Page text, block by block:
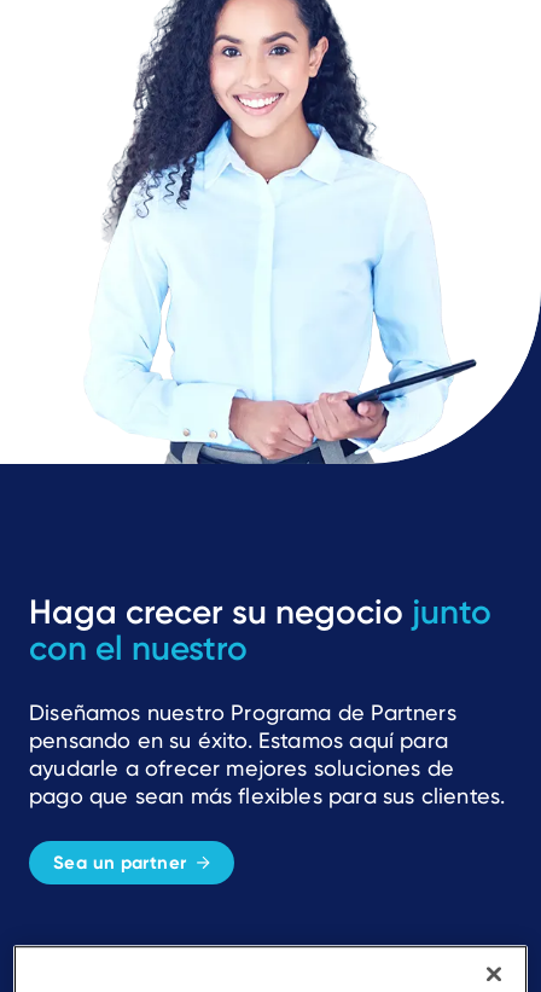
Haga crecer su negocio junto
con el nuestro
Diseñamos nuestro Programa de Partners
pensando en su éxito. Estamos aquí para
ayudarle a ofrecer mejores soluciones de
pago que sean más flexibles para sus clientes.
Sea un partner